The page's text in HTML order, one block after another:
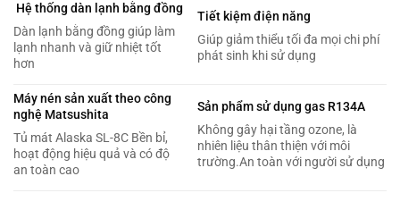
Hệ thống dàn lạnh bằng đồng
Dàn lạnh bằng đồng giúp làm
lạnh nhanh và giữ nhiệt tốt
hơn
Tiết kiệm điện năng
Giúp giảm thiểu tối đa mọi chi phí
phát sinh khi sử dụng
Máy nén sản xuất theo công
nghệ Matsushita
Tủ mát Alaska SL-8C Bền bỉ,
hoạt động hiệu quả và có độ
an toàn cao
Sản phẩm sử dụng gas R134A
Không gây hại tầng ozone, là
nhiên liệu thân thiện với môi
trường.An toàn với người sử dụng